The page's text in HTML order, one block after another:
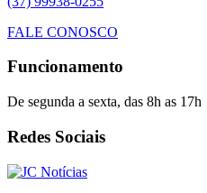
FALE CONOSCO
Funcionamento
De segunda a sexta, das 8h as 17h
Redes Sociais